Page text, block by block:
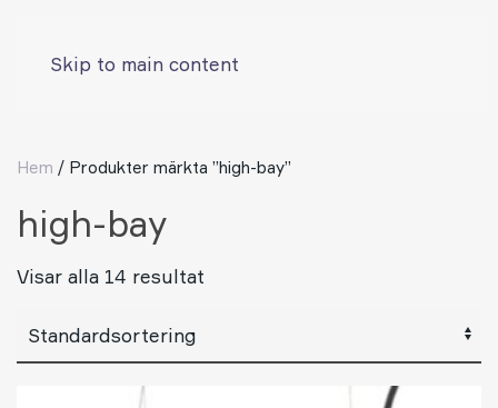
Skip to main content
Hem / Produkter märkta ”high-bay”
high-bay
Visar alla 14 resultat